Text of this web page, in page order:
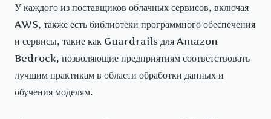
У каждого из поставщиков облачных сервисов, включая
AWS, также есть библиотеки программного обеспечения
и сервисы, такие как Guardrails для Amazon
Bedrock, позволяющие предприятиям соответствовать
лучшим практикам в области обработки данных и
обучения моделям.